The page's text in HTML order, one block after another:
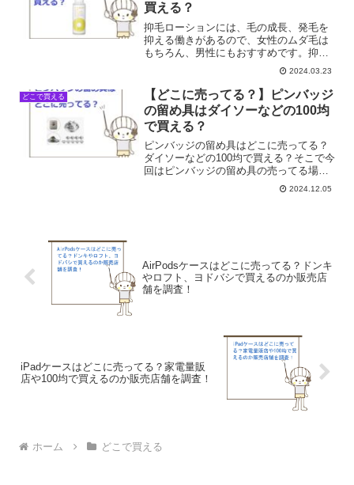
買える？
抑毛ローションには、毛の成長、発毛を
抑える働きがあるので、女性のムダ毛は
もちろん、男性にもおすすめです。抑毛
ローションはどこに売ってる？ドンキや
ドラッグストアで買える？そこで今回は
抑毛ローションの売ってる場所を調べて
みました。
2024.03.23
どこで買える
【どこに売ってる？】ピンバッジ
の留め具はダイソーなどの100均
で買える？
ピンバッジの留め具はどこに売ってる？
ダイソーなどの100均で買える？そこで今
回はピンバッジの留め具の売ってる場所
2024.12.05
AirPodsケースはどこに売ってる？ドンキ
やロフト、ヨドバシで買えるのか販売店
舗を調査！
iPadケースはどこに売ってる？家電量販
店や100均で買えるのか販売店舗を調査！
ホーム どこで買える